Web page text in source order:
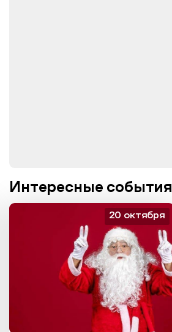
Интересные события
20 октября